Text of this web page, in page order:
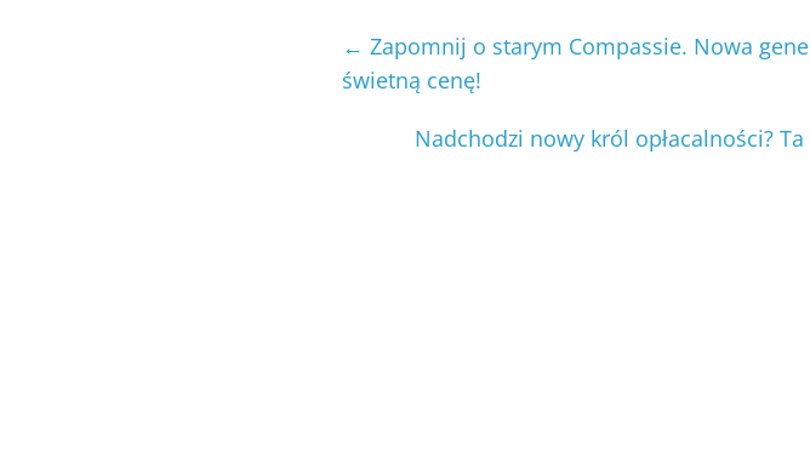
← Zapomnij o starym Compassie. Nowa
świetną cenę!
Nadchodzi nowy król opłacalności?